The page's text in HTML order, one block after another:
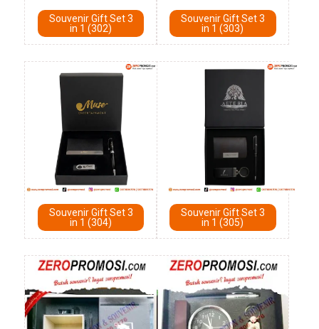
Souvenir Gift Set 3
in 1 (302)
Souvenir Gift Set 3
in 1 (303)
Souvenir Gift Set 3
in 1 (304)
Souvenir Gift Set 3
in 1 (305)